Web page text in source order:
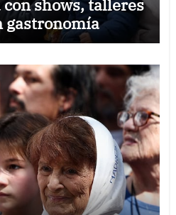
shows, talleres
gastronomía